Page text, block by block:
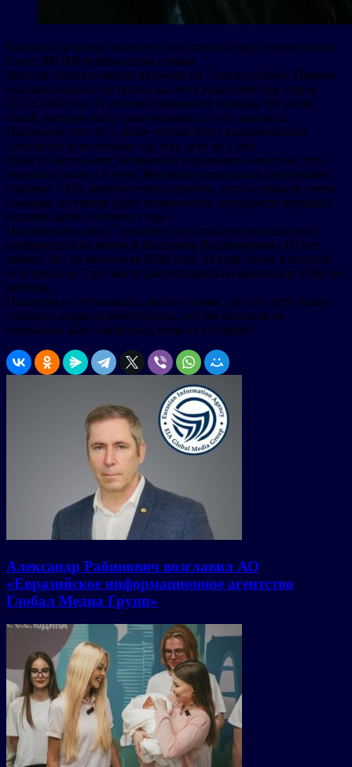
Выплаты до конца текущего года должны будут перечислить
более 300 000 челябинским семьям.
Жители области начали получать по 5 тысяч рублей. Первые
выплаты начали поступать на счета родителей еще утром
21.12.2020 года. В регионе проживает порядка 320 тысяч
семей, которые могут рассчитывать на эти выплаты.
Напомним, что по 5 тысяч рублей будут выплачиваться
абсолютно всем семьям, где есть дети до 7 лет.
Одна из жительниц Челябинска поделилась новостью, что
выплаты упали в 8 утра. Женщина высказалась следующим
образом: «Это, конечно очень приятно, пусть сумма не очень
большая, но теперь будет возможность приобрести хороший
подарок детям к новому году».
Напоминаем, еще 17 декабря этого года состоялась пресс-
конференция на которой Владимир Владимирович Путин
заявил, что до окончания 2020 года, каждая семья, в которой
есть детки до 7 лет могут рассчитывать на выплаты в 5 000 на
ребенка.
Несмотря на эту новость, многие семьи, где есть дети более
старшего возраста возмутились, что им выплаты не
положены. Как говориться, всем не угодишь!
Александр Рабинович возглавил АО
«Евразийское информационное агентство
Глобал Медиа Групп»